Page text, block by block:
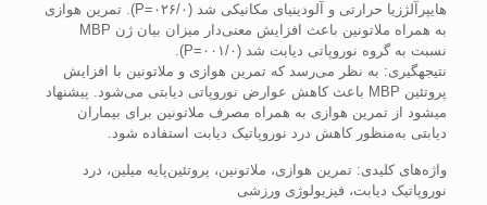
هایپرآلژزیا حرارتی و آلودینیای مکانیکی شد (۰۲۶/۰=P). تمرین هوازی
به همراه ملاتونین باعث افزایش معنی‌دار میزان بیان ژن MBP
نسبت به گروه نوروپاتی دیابت شد (۰۰۱/۰=P).
نتیجه­گیری: به نظر می‌رسد که تمرین هوازی و ملاتونین با افزایش
پروتئین MBP باعث کاهش عوارض نوروپاتی دیابتی می‌شود. پیشنهاد
می­شود از تمرین هوازی به همراه مصرف ملاتونین برای بیماران
دیابتی به‌منظور کاهش درد نوروپاتیک دیابت استفاده شود.
واژه‌های کلیدی: تمرین هوازی، ملاتونین، پروتئین‌پایه میلین، درد
نوروپاتیک دیابت، فیزیولوژی ورزشی